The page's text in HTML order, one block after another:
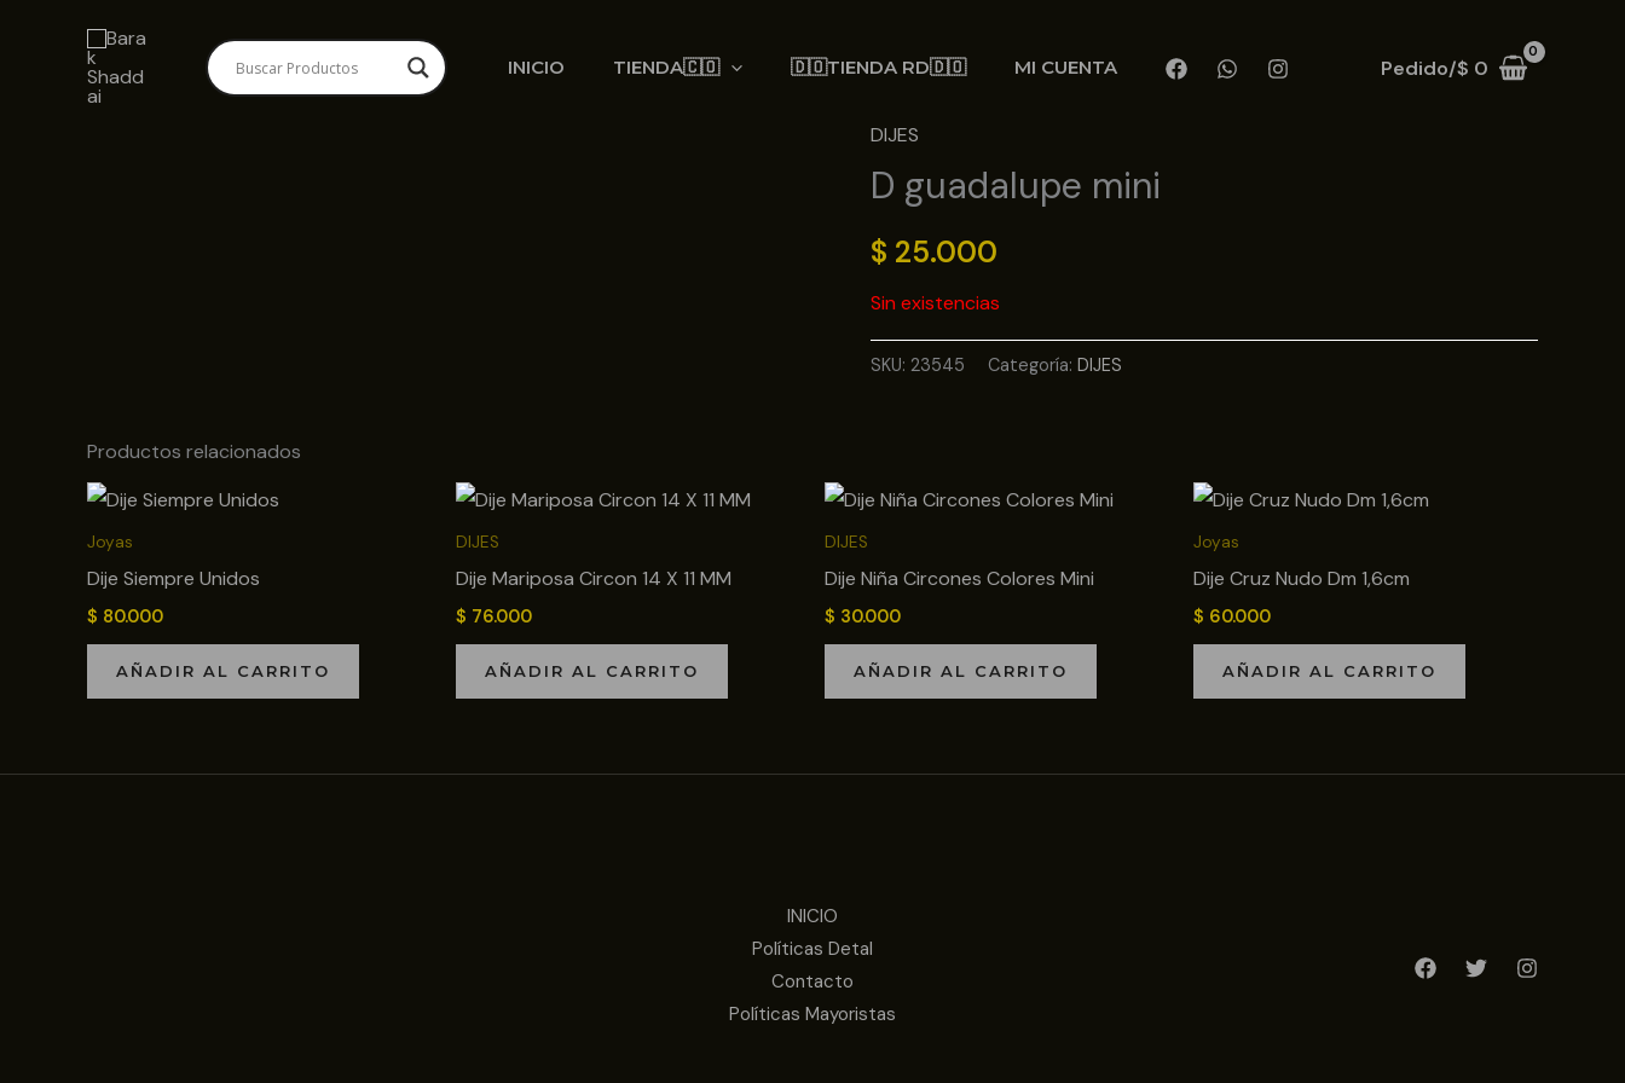
contenido
INICIO TIENDA🇨🇴 🇩🇴TIENDA RD🇩🇴 MI CUENTA Pedido/$ 0
DIJES
D guadalupe mini
$ 25.000
Sin existencias
SKU: 23545 Categoría: DIJES
Productos relacionados
Joyas
Dije Siempre Unidos
$ 80.000
AÑADIR AL CARRITO
DIJES
Dije Mariposa Circon 14 X 11 MM
$ 76.000
AÑADIR AL CARRITO
DIJES
Dije Niña Circones Colores Mini
$ 30.000
AÑADIR AL CARRITO
Joyas
Dije Cruz Nudo Dm 1,6cm
$ 60.000
AÑADIR AL CARRITO
INICIO
Políticas Detal
Contacto
Políticas Mayoristas